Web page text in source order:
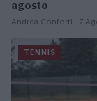
agosto
Andrea Conforti · 7
TENNIS